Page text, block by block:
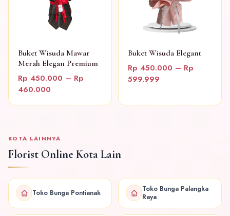
Buket Wisuda Mawar
Merah Elegan Premium
Rp 450.000 – Rp
460.000
Buket Wisuda Elegant
Rp 450.000 – Rp
599.999
KOTA LAINNYA
Florist Online Kota Lain
Toko Bunga Pontianak
Toko Bunga Palangka
Raya